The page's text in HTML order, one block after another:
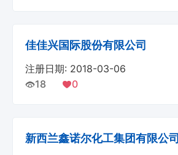
佳佳兴国际股份有限公司
注册日期: 2018-03-06
18
0
新西兰鑫诺尔化工集团有限公司